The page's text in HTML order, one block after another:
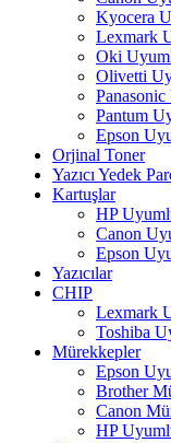
Kyocera
Lexmark
Oki
Olivetti
Pantum
Epson
Orjinal Toner
Yazıcı Yedek
Kartuşlar
HP
Canon
Epson
Yazıcılar
CHIP
Lexmark
Toshiba
Mürekkepler
Epson
Brother
Canon
HP